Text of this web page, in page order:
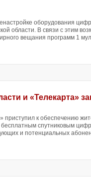
оборудования
области. В связи с этим
вещания программ 1
и «Телекарта»
приступил к обеспечению
бесплатным спутниковым
и потенциальных